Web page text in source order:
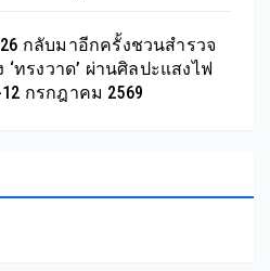
กลับมาอีกครั้งชวนสำรวจ
ทรงวาด’ ผ่านศิลปะแสงไฟ
12 กรกฎาคม 2569